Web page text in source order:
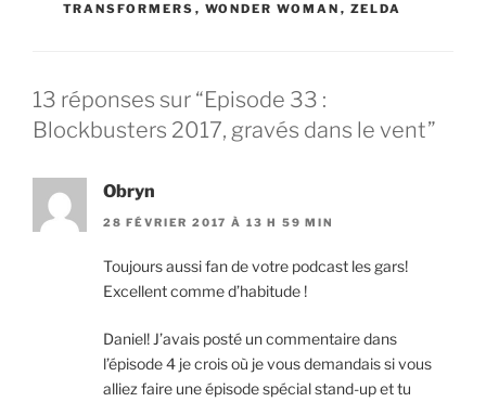
TRANSFORMERS , WONDER WOMAN , ZELDA
13 réponses sur “Episode 33 :
Blockbusters 2017, gravés dans le vent”
Obryn
28 FÉVRIER 2017 À 13 H 59 MIN
Toujours aussi fan de votre podcast les gars!
Excellent comme d’habitude !
Daniel! J’avais posté un commentaire dans
l’épisode 4 je crois où je vous demandais si vous
alliez faire une épisode spécial stand-up et tu